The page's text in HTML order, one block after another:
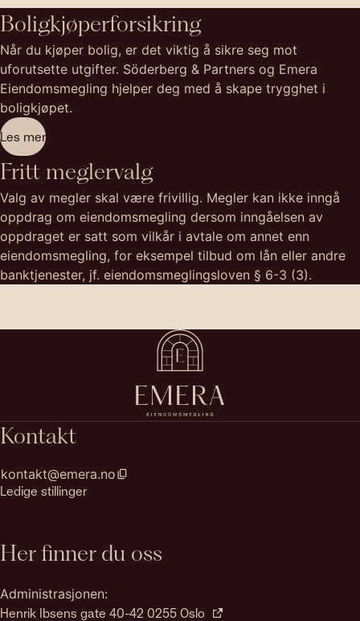
Boligkjøperforsikring
Når du kjøper bolig, er det viktig å sikre seg mot
uforutsette utgifter. Söderberg & Partners og Emera
Eiendomsmegling hjelper deg med å skape trygghet i
boligkjøpet.
Les mer
Fritt meglervalg
Valg av megler skal være frivillig. Megler kan ikke inngå
oppdrag om eiendomsmegling dersom inngåelsen av
oppdraget er satt som vilkår i avtale om annet enn
eiendomsmegling, for eksempel tilbud om lån eller andre
banktjenester, jf. eiendomsmeglingsloven § 6-3 (3).
Kontakt
kontakt@emera.no
Ledige stillinger
Her finner du oss
Administrasjonen:
Henrik Ibsens gate 40-42 0255 Oslo